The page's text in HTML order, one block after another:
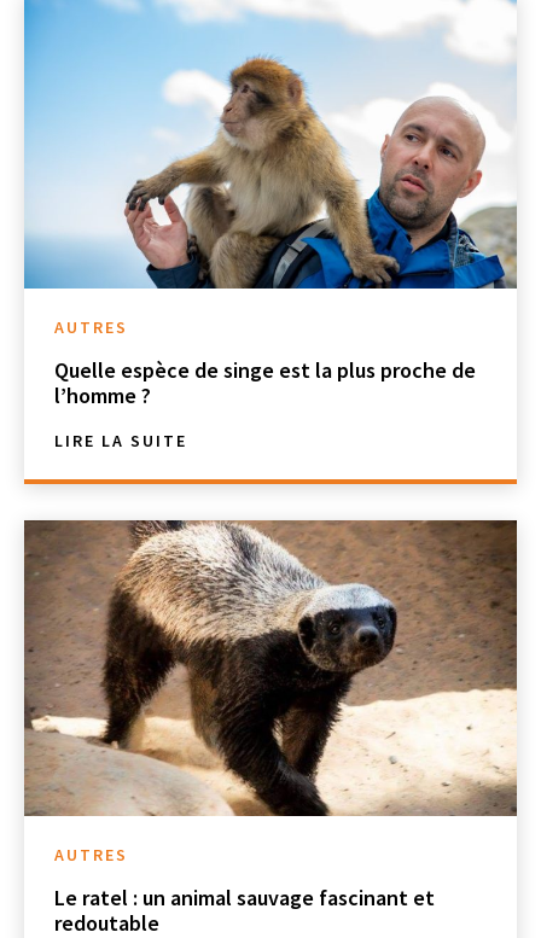
AUTRES
Quelle espèce de singe est la plus proche de
l’homme ?
LIRE LA SUITE
AUTRES
Le ratel : un animal sauvage fascinant et
redoutable